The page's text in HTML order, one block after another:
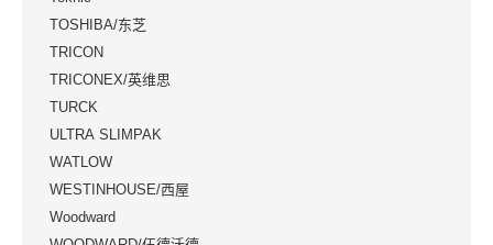
TOSHIBA/东芝
TRICON
TRICONEX/英维思
TURCK
ULTRA SLIMPAK
WATLOW
WESTINHOUSE/西屋
Woodward